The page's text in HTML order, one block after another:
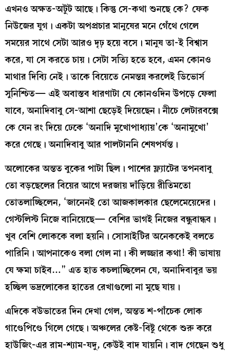
এখনও অক্ষত-অটুট আছে। কিন্তু সে-কথা শুনছে কে? ফেক
নিউজের যুগ। একটা অপপ্রচার মানুষের মনে গেঁথে গেলে
সময়ের সাথে সেটা আরও দৃঢ় হয়ে বসে। মানুষ তা-ই বিশ্বাস
করে, যা সে করতে চায়। সেটা সত্যি হতে হবে, এমন কোনও
মাথার দিব্যি নেই। তাকে বিয়েতে নেমন্তন্ন করলেই ডিভোর্স
সুনিশ্চিত— এই অবাস্তব ধারণাটা যে কোনওদিন উপড়ে ফেলা
যাবে, অনাদিবাবু সে-আশা ছেড়েই দিয়েছেন। নীচে লেটারবক্সে
কে যেন রং দিয়ে ঢেকে ‘অনাদি মুখোপাধ্যায়’কে ‘অনামুখো’
করে গেছে। অনাদিবাবু আর পালটাননি শেষপর্যন্ত।
অলোকের অন্তত বুকের পাটা ছিল। পাশের ফ্ল্যাটের তপনবাবু
তো বড়ছেলের বিয়ের আগে দরজায় দাঁড়িয়ে রীতিমতো
তোতলাচ্ছিলেন, ‘জানেনই তো আজকালকার ছেলেমেয়েদের।
গেস্টলিস্ট নিজে বানিয়েছে— বেশির ভাগই নিজের বন্ধুবান্ধব।
খুব বেশি লোককে বলা হয়নি। সোসাইটির অনেককেই বলতে
পারিনি। আপনাকেও বলা গেল না। কী লজ্জার কথা! কী ভাষায়
যে ক্ষমা চাইব…” এত হাত কচলাচ্ছিলেন যে, অনাদিবাবুর ভয়
হচ্ছিল ভদ্রলোকের হাতের রেখাগুলো না মুছে যায়।
এদিকে বউভাতের দিন দেখা গেল, অন্তত শ-পাঁচেক লোক
গাণ্ডেপিণ্ডে গিলে গেছে। অঞ্চলের কেষ্ট-বিষ্টু থেকে শুরু করে
হাউজিং-এর রাম-শ্যাম-যদু, কেউই বাদ যায়নি। বাদ গেছেন শুধু